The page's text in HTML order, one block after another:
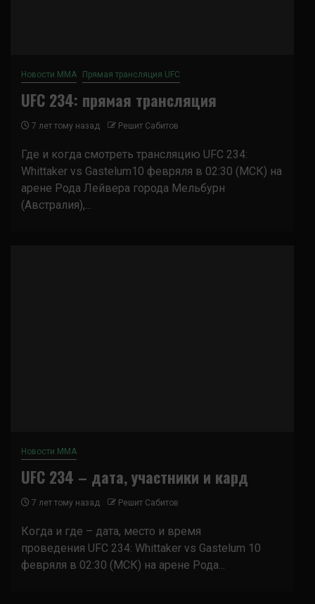
Новости ММА Прямая трансляция UFC
UFC 234: прямая трансляция
7 лет тому назад Решит Сабитов
Где и когда смотреть трансляцию UFC 234:
Whittaker vs Gastelum10 февряля в 02:30 (МСК) на
арене Рода Лейвера города Мельбурн
(Австралия),...
Новости ММА
UFC 234 – дата, участники и кард
7 лет тому назад Решит Сабитов
Когда и где – дата, место и время
проведения UFC 234: Whittaker vs Gastelum 10
февряля в 02:30 (МСК) на арене Рода...